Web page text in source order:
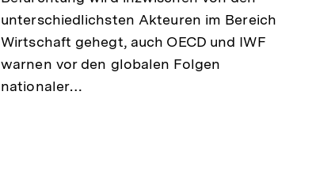
unterschiedlichsten Akteuren im Bereich
Wirtschaft gehegt, auch OECD und IWF
warnen vor den globalen Folgen
nationaler…